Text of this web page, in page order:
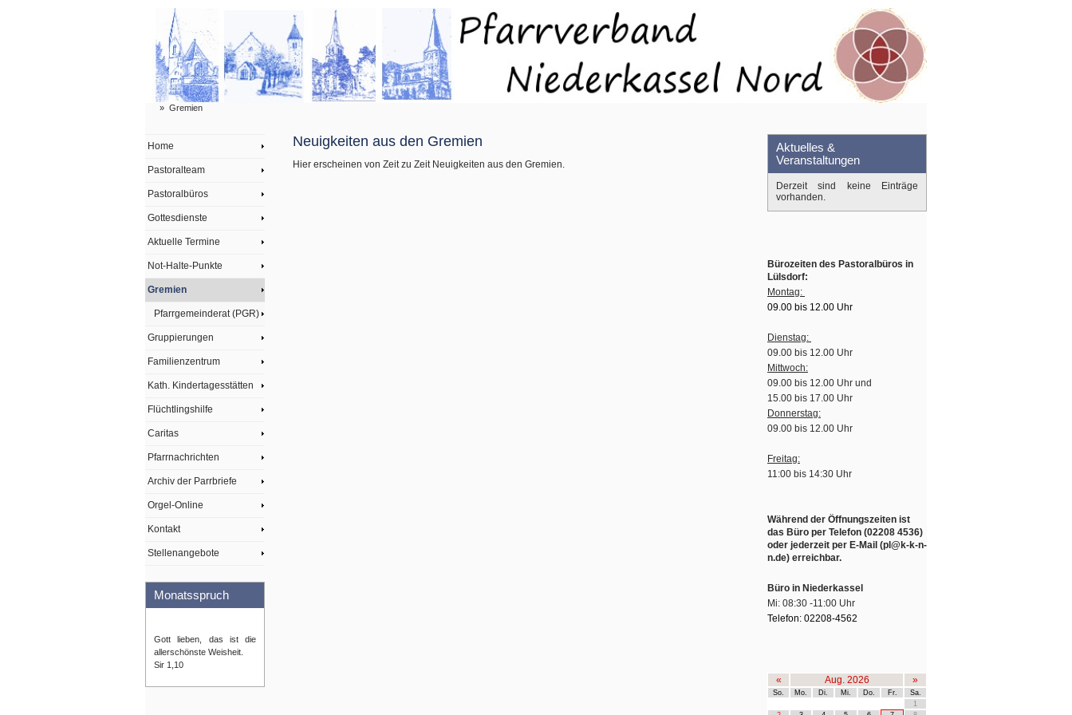
» Gremien
Home
Pastoralteam
Pastoralbüros
Gottesdienste
Aktuelle Termine
Not-Halte-Punkte
Gremien
Pfarrgemeinderat (PGR)
Gruppierungen
Familienzentrum
Kath. Kindertagesstätten
Flüchtlingshilfe
Caritas
Pfarrnachrichten
Archiv der Parrbriefe
Orgel-Online
Kontakt
Stellenangebote
Monatsspruch
Gott lieben, das ist die
allerschönste Weisheit.
Sir 1,10
Aktuelles &
Veranstaltungen
Derzeit sind keine Einträge
vorhanden.
Bürozeiten des Pastoralbüros in
Lülsdorf:
Montag:
09.00 bis 12.00 Uhr
Dienstag:
09.00 bis 12.00 Uhr
Mittwoch:
09.00 bis 12.00 Uhr und
15.00 bis 17.00 Uhr
Donnerstag:
09.00 bis 12.00 Uhr
Freitag:
11:00 bis 14:30 Uhr
Während der Öffnungszeiten ist
das Büro per Telefon (02208 4536)
oder jederzeit per E-Mail (pl@k-k-n-
n.de) erreichbar.
Büro in Niederkassel
Mi: 08:30 -11:00 Uhr
Telefon: 02208-4562
« Aug. 2026 »
So. Mo. Di. Mi. Do. Fr.
Sa.
1
Neuigkeiten aus den Gremien
Hier erscheinen von Zeit zu Zeit Neuigkeiten aus den Gremien.